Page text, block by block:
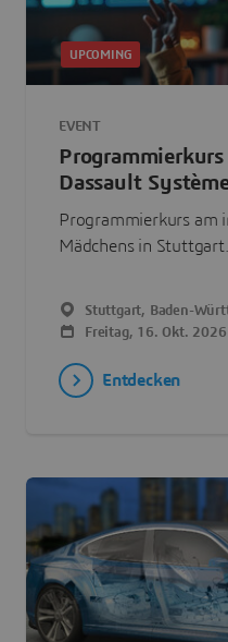
UPCOMING
EVENT
Programmierkurs
Dassault
Programmierkurs am
Mädchens in
Stuttgart, Baden-
Freitag, 16. Okt. 2026
Entdecken